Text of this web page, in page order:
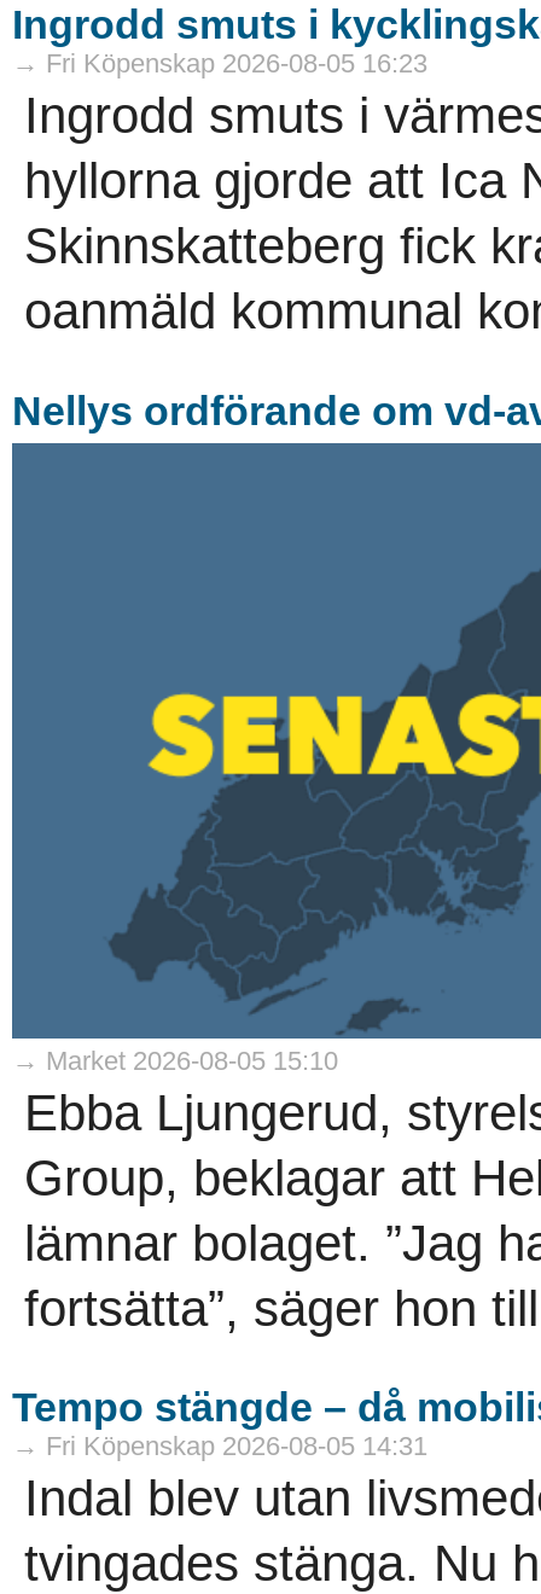
Ingrodd smuts i
→ Fri Köpenskap 2026-08-05 16:23
Ingrodd smuts i
hyllorna gjorde att Ica
Skinnskatteberg fick
oanmäld kommunal
Nellys ordförande om vd-
→ Market 2026-08-05 15:10
Ebba Ljungerud,
Group, beklagar att
lämnar bolaget. ”Jag
fortsätta”, säger hon
Tempo stängde – då
→ Fri Köpenskap 2026-08-05 14:31
Indal blev utan
tvingades stänga. Nu